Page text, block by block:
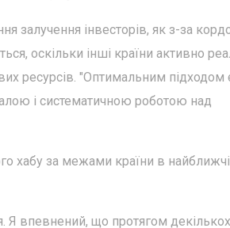
залучення інвесторів, як з-за
оскільки інші країни активно
ресурсів. "Оптимальним підходом
і систематичною роботою над
хабу за межами країни в
Я впевнений, що протягом декількох